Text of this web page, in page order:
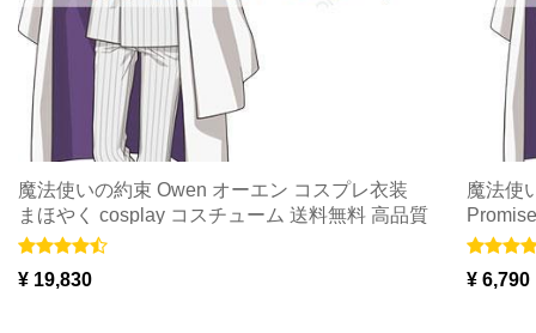
魔法使いの約束 Owen オーエン コスプレ衣装
まほやく cosplay コスチューム 送料無料 高品質
海外通販
¥ 19,830
魔法使
cosplay
¥ 6,790